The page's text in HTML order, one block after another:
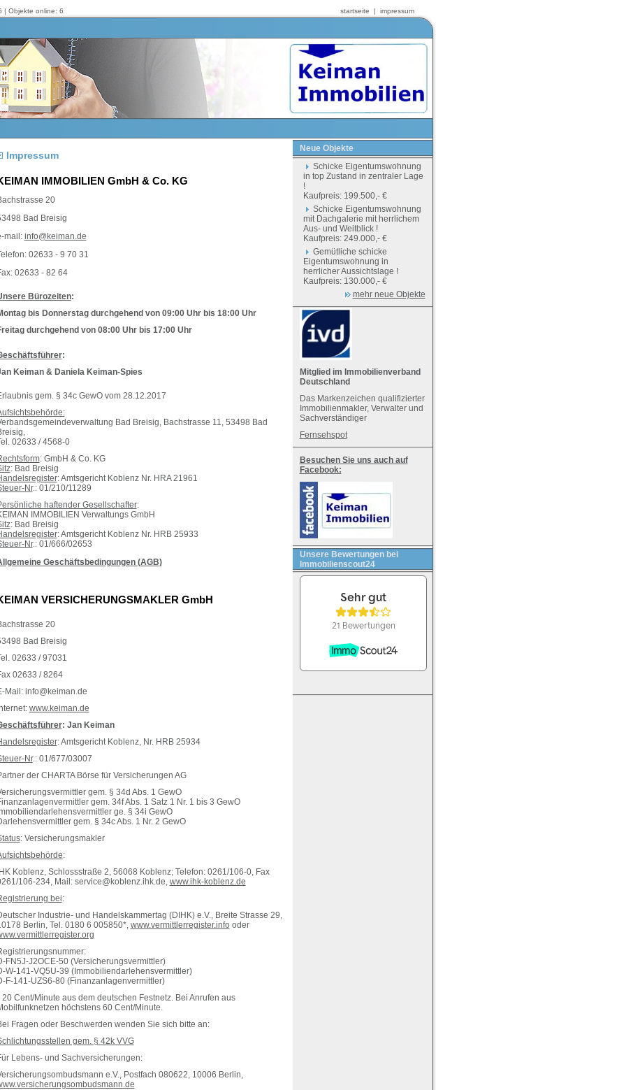
| Objekte online: 6 startseite | impressum
Impressum
IMMOBILIEN GmbH & Co. KG
20
Bad Breisig
mail: info@keiman.de
02633 - 9 70 31
02633 - 82 64
Bürozeiten:
bis Donnerstag durchgehend von 09:00 Uhr bis 18:00 Uhr
durchgehend von 08:00 Uhr bis 17:00 Uhr
:
Keiman & Daniela Keiman-Spies
gem. § 34c GewO vom 28.12.2017
Bad Breisig, Bachstrasse 11, 53498 Bad
02633 / 4568-0
: GmbH & Co. KG
: Bad Breisig
: Amtsgericht Koblenz Nr. HRA 21961
Nr.: 01/210/11289
haftender Gesellschafter:
IMMOBILIEN Verwaltungs GmbH
: Bad Breisig
: Amtsgericht Koblenz Nr. HRB 25933
Nr.: 01/666/02653
Geschäftsbedingungen (AGB)
VERSICHERUNGSMAKLER GmbH
20
Bad Breisig
02633 / 97031
02633 / 8264
Mail: info@keiman.de
www.keiman.de
: Jan Keiman
: Amtsgericht Koblenz, Nr. HRB 25934
Nr.: 01/677/03007
der CHARTA Börse für Versicherungen AG
gem. § 34d Abs. 1 GewO
gem. 34f Abs. 1 Satz 1 Nr. 1 bis 3 GewO
ge. § 34i GewO
gem. § 34c Abs. 1 Nr. 2 GewO
: Versicherungsmakler
:
Koblenz, Schlossstraße 2, 56068 Koblenz; Telefon: 0261/106-0, Fax
106-234, Mail: service@koblenz.ihk.de, www.ihk-koblenz.de
bei:
Industrie- und Handelskammertag (DIHK) e.V., Breite Strasse 29,
Berlin, Tel. 0180 6 005850*, www.vermittlerregister.infooder
FN5J-J2OCE-50 (Versicherungsvermittler)
W-141-VQ5U-39 (Immobiliendarlehensvermittler)
F-141-UZS6-80 (Finanzanlagenvermittler)
20 Cent/Minute aus dem deutschen Festnetz. Bei Anrufen aus
höchstens 60 Cent/Minute.
Fragen oder Beschwerden wenden Sie sich bitte an:
gem. § 42k VVG
Lebens- und Sachversicherungen:
e.V., Postfach 080622, 10006 Berlin,
Neue Objekte
Schicke Eigentumswohnung
in top Zustand in zentraler Lage
!
Kaufpreis: 199.500,- €
Schicke Eigentumswohnung
mit Dachgalerie mit herrlichem
Aus- und Weitblick !
Kaufpreis: 249.000,- €
Gemütliche schicke
Eigentumswohnung in
herrlicher Aussichtslage !
Kaufpreis: 130.000,- €
mehr neue Objekte
Mitglied im Immobilienverband
Deutschland
Das Markenzeichen qualifizierter
Immobilienmakler, Verwalter und
Sachverständiger
Fernsehspot
Besuchen Sie uns auch auf
Facebook:
Unsere Bewertungen bei
Immobilienscout24